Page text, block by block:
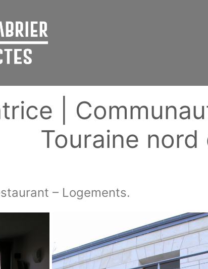
|
Touraine nord
– Logements.